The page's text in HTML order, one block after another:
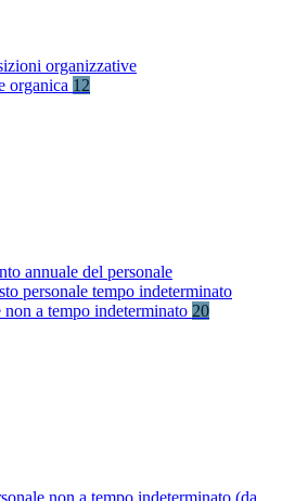
organizzative
organica 12
annuale del personale
personale tempo indeterminato
non a tempo indeterminato 20